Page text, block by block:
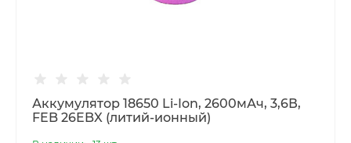
Аккумулятор 18650 Li-Ion, 2600мАч, 3,6В,
FEB 26EBX (литий-ионный)